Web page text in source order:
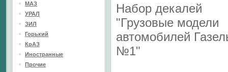
Набор декалей
"Грузовые модели
автомобилей
№1"
МАЗ
УРАЛ
ЗИЛ
Горький
КрАЗ
Иностранные
Прочие